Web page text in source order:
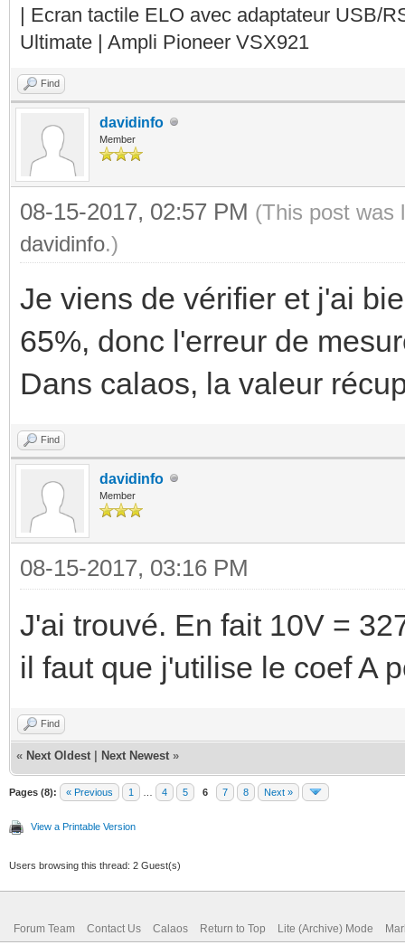
| Ecran tactile ELO avec adaptateur USB/
Ultimate | Ampli Pioneer VSX921
Find
davidinfo
Member
08-15-2017, 02:57 PM (This post was
davidinfo.)
Je viens de vérifier et j'ai
65%, donc l'erreur de
Dans calaos, la valeur
Find
davidinfo
Member
08-15-2017, 03:16 PM
J'ai trouvé. En fait 10V =
il faut que j'utilise le coef A
Find
« Next Oldest Next Newest »
Pages (8): « Previous 1 4 5 6 7 8 Next »
View a Printable Version
Users browsing this thread: 2 Guest(s)
Forum Team Contact Us Calaos Return to Top Lite (Archive) Mode